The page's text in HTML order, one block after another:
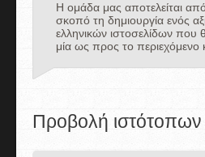
Η ομάδα μας αποτελείται
σκοπό τη δημιουργία ενός
ελληνικών ιστοσελίδων που
μία ως προς το περιεχόμενο
Προβολή ιστότοπων